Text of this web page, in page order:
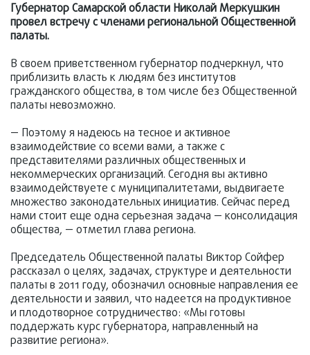
Губернатор Самарской области Николай Меркушкин
провел встречу с членами региональной Общественной
палаты.
В своем приветственном губернатор подчеркнул, что
приблизить власть к людям без институтов
гражданского общества, в том числе без Общественной
палаты невозможно.
— Поэтому я надеюсь на тесное и активное
взаимодействие со всеми вами, а также с
представителями различных общественных и
некоммерческих организаций. Сегодня вы активно
взаимодействуете с муниципалитетами, выдвигаете
множество законодательных инициатив. Сейчас перед
нами стоит еще одна серьезная задача — консолидация
общества, — отметил глава региона.
Председатель Общественной палаты Виктор Сойфер
рассказал о целях, задачах, структуре и деятельности
палаты в 2011 году, обозначил основные направления ее
деятельности и заявил, что надеется на продуктивное
и плодотворное сотрудничество: «Мы готовы
поддержать курс губернатора, направленный на
развитие региона».